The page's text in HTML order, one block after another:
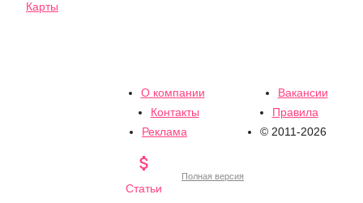
Карты
О компании
Вакансии
Контакты
Правила
Реклама
© 2011-2026

Статьи
Полная версия